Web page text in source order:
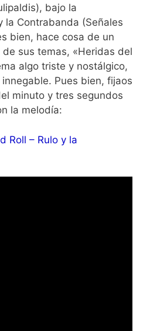
bajo la
la Contrabanda (Señales
bien, hace cosa de un
sus temas, «Heridas del
algo triste y nostálgico,
Pues bien, fijaos
minuto y tres segundos
la melodía:
Roll – Rulo y la